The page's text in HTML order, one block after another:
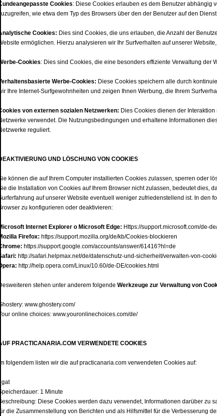
Cookies: Diese Cookies erlauben es dem Benutzer abhängig
wie etwa dem Typ des Browsers über den der Benutzer auf den
Cookies: Dies sind Cookies, die uns erlauben, die Anzahl der
ermöglichen. Hierzu analysieren wir Ihr Surfverhalten auf unserer
Cookies: Dies sind Cookies, die eine besonders effiziente Verwaltung
Werbe-Cookies: Diese Cookies speichern alle durch
Ihre Internet-Surfgewohnheiten und zeigen Ihnen Werbung, die Ihrem
von externen sozialen Netzwerken: Dies Cookies dienen der
verwendet. Die Nutzungsbedingungen und erhaltene Informationen
reguliert.
UND LÖSCHUNG VON COOKIES
können die auf Ihrem Computer installierten Cookies zulassen, sperren oder
die Installation von Cookies auf Ihrem Browser nicht zulassen, bedeutet dies,
auf unserer Website eventuell weniger zufriedenstellend ist. In den
zu konfigurieren oder deaktivieren:
Internet Explorer o Microsoft Edge: Https://support.microsoft.com/de-
Firefox: https://support.mozilla.org/de/kb/Cookies-blockieren
https://support.google.com/accounts/answer/61416?hl=de
http://safari.helpmax.net/de/datenschutz-und-sicherheit/verwalten-von-
http://help.opera.com/Linux/10.60/de-DE/cookies.html
stehen unter anderem folgende Werkzeuge zur Verwaltung von
www.ghostery.com/
online choices: www.youronlinechoices.com/de/
PRACTICANARIA.COM VERWENDETE COOKIES
folgendem listen wir die auf practicanaria.com verwendeten Cookies auf:
1 Minute
Diese Cookies werden dazu verwendet, Informationen darüber zu
die Zusammenstellung von Berichten und als Hilfsmittel für die Verbesserung